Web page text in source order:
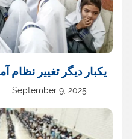
یک‏بار دیگر تغییر
September 9, 2025